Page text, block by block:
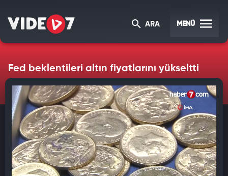
ARA MENÜ
Fed beklentileri altın fiyatlarını yükseltti